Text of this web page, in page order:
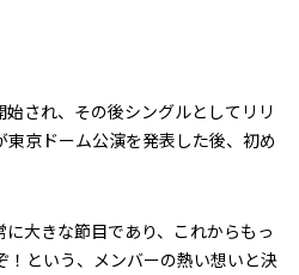
され、その後シングルとしてリリ
京ドーム公演を発表した後、初め
大きな節目であり、これからもっ
！という、メンバーの熱い想いと決